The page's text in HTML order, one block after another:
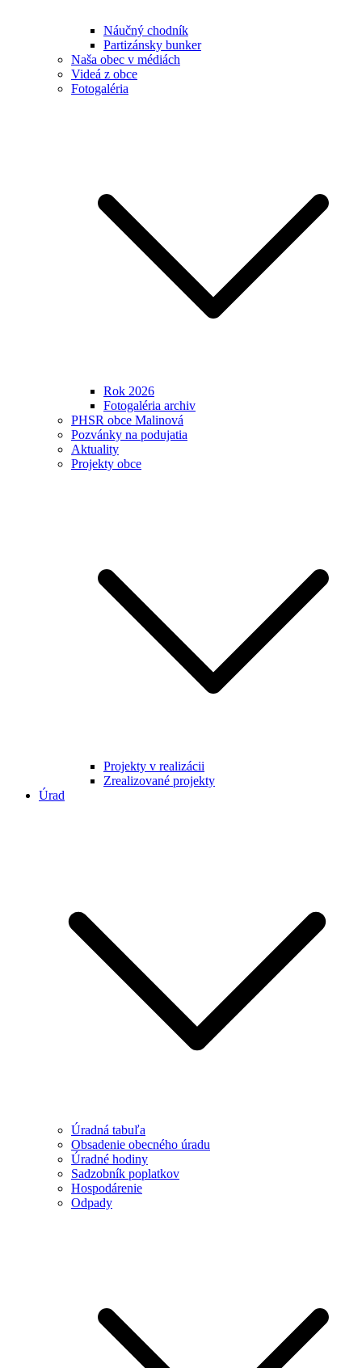
Náučný chodník
Partizánsky bunker
Naša obec v médiách
Videá z obce
Fotogaléria
Rok 2026
Fotogaléria archiv
PHSR obce Malinová
Pozvánky na podujatia
Aktuality
Projekty obce
Projekty v realizácii
Zrealizované projekty
Úrad
Úradná tabuľa
Obsadenie obecného úradu
Úradné hodiny
Sadzobník poplatkov
Hospodárenie
Odpady